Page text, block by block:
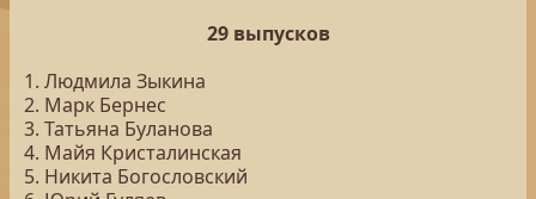
29 выпусков
1. Людмила Зыкина
2. Марк Бернес
3. Татьяна Буланова
4. Майя Кристалинская
5. Никита Богословский